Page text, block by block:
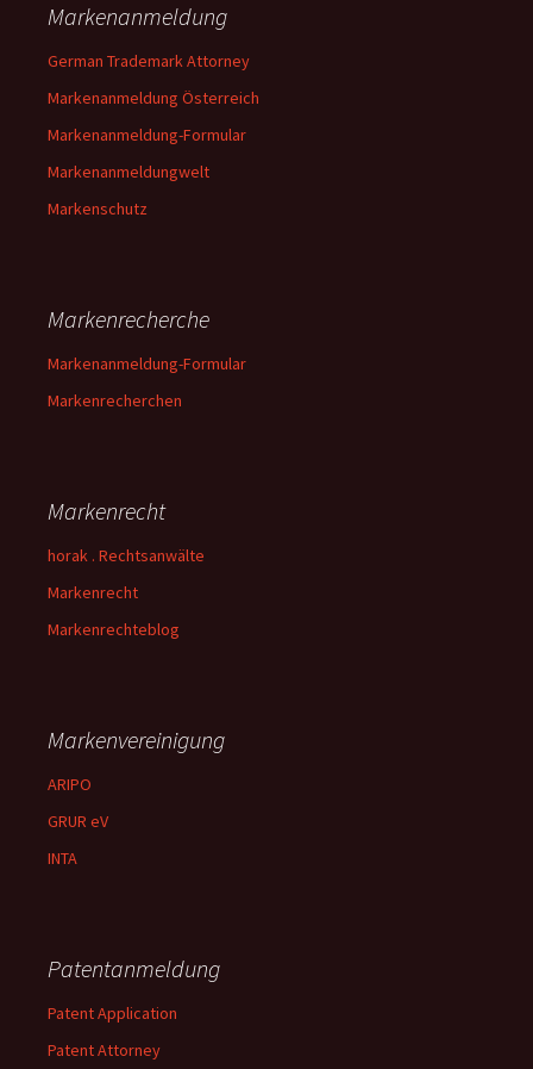
Markenanmeldung
German Trademark Attorney
Markenanmeldung Österreich
Markenanmeldung-Formular
Markenanmeldungwelt
Markenschutz
Markenrecherche
Markenanmeldung-Formular
Markenrecherchen
Markenrecht
horak . Rechtsanwälte
Markenrecht
Markenrechteblog
Markenvereinigung
ARIPO
GRUR eV
INTA
Patentanmeldung
Patent Application
Patent Attorney